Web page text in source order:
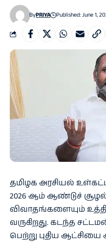
ByPRIYA Published: June 1,
தமிழக அரசியல்
2026 ஆம் ஆண்டுச்
விவாதங்களையும்
வருகிறது. கடந்த
பெற்று புதிய